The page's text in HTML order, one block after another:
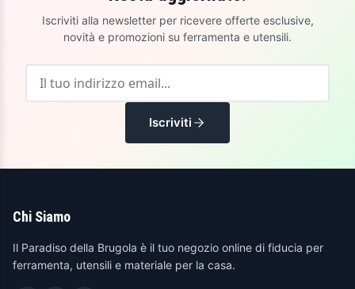
Iscriviti alla newsletter per ricevere offerte esclusive,
novità e promozioni su ferramenta e utensili.
Iscriviti
Chi Siamo
Il Paradiso della Brugola è il tuo negozio online di fiducia per
ferramenta, utensili e materiale per la casa.